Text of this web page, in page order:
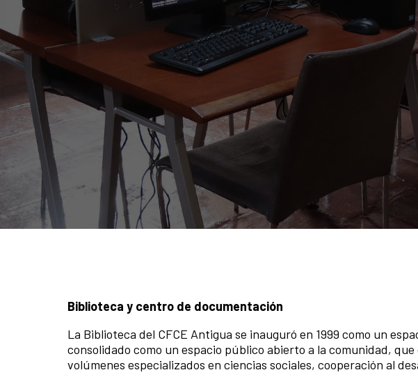
Biblioteca y centro de documentación
La Biblioteca del CFCE Antigua se inauguró en 1999 como un
consolidado como un espacio público abierto a la comunidad,
volúmenes especializados en ciencias sociales, cooperación al